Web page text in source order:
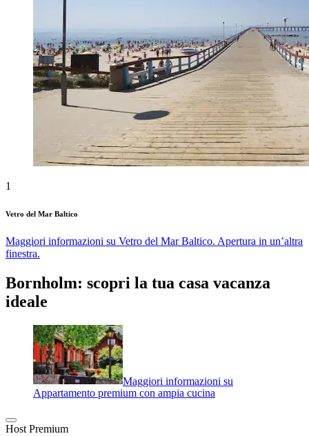
1
Vetro del Mar Baltico
Maggiori informazioni su Vetro del Mar Baltico. Apertura in un’altra
finestra.
Bornholm: scopri la tua casa vacanza
ideale
Maggiori informazioni su
Appartamento premium con ampia cucina
Host Premium